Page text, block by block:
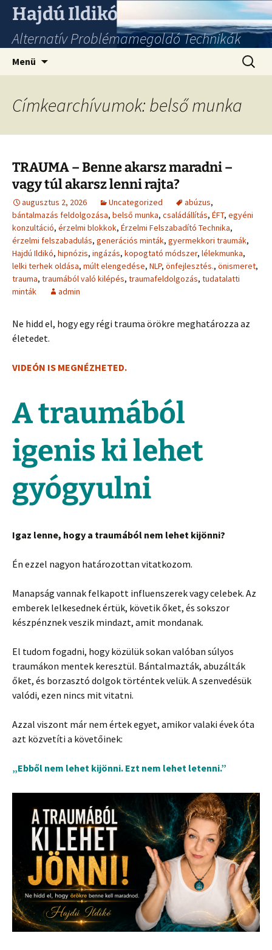
Hajdú Ildikó
Alternatív Problémamegoldó Technikák
Menü
Címkearchívumok: belső munka
TRAUMA – Benne akarsz maradni –
vagy túl akarsz lenni rajta?
augusztus 2, 2026 Uncategorized abúzus,
bántalmazás feldolgozása, belső munka, családállítás, ÉFT, egyéni
konzultáció, érzelmi blokkok, Érzelmi Felszabadító Technika,
érzelmi felszabadulás, generációs minták, gyermekkori traumák,
Hajdú Ildikó, hipnózis, ingázás, kopogtató módszer, lélekmunka,
lelki terhek oldása, múlt elengedése, NLP, önfejlesztés., önismeret,
trauma, traumából való kilépés, traumafeldolgozás, tudatalatti
minták
admin
Ne hidd el, hogy egy régi trauma örökre meghatározza az
életedet.
VIDEÓN IS MEGNÉZHETED.
A traumából
igenis ki lehet
gyógyulni
Igaz lenne, hogy a traumából nem lehet kijönni?
Én ezzel nagyon határozottan vitatkozom.
Manapság vannak felkapott influenszerek vagy celebek. Az
emberek lelkesednek értük, követik őket, és sokszor
készpénznek veszik mindazt, amit mondanak.
El tudom fogadni, hogy közülük sokan valóban súlyos
traumákon mentek keresztül. Bántalmazták, abuzálták
őket, és borzasztó dolgok történtek velük. A szenvedésük
valódi, ezen nincs mit vitatni.
Azzal viszont már nem értek egyet, amikor valaki évek óta
azt közvetíti a követőinek:
„Ebből nem lehet kijönni. Ezt nem lehet letenni.”